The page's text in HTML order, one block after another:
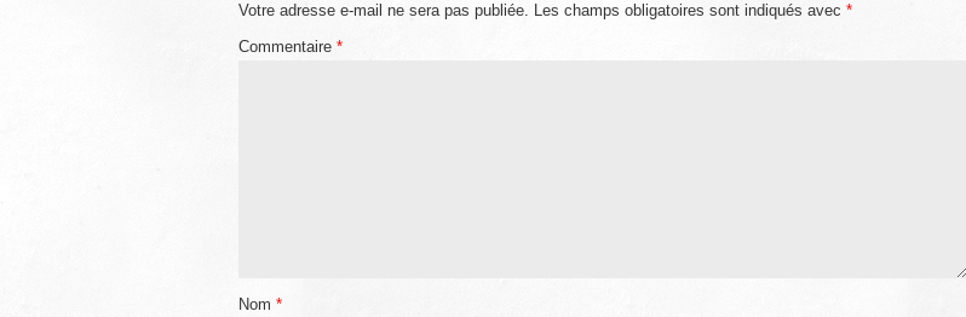
Votre adresse e-mail ne sera pas publiée. Les champs obligatoires sont indiqués avec *
Commentaire *
Nom *